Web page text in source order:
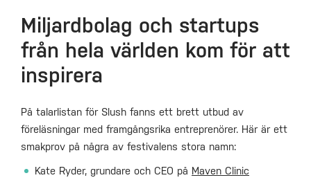
Miljardbolag och startups
från hela världen kom för att
inspirera
På talarlistan för Slush fanns ett brett utbud av
föreläsningar med framgångsrika entreprenörer. Här är ett
smakprov på några av festivalens stora namn:
Kate Ryder, grundare och CEO på Maven Clinic